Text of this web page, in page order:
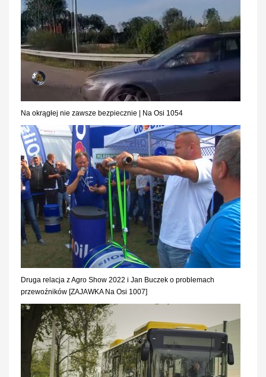
Na okrągłej nie zawsze bezpiecznie | Na Osi 1054
Druga relacja z Agro Show 2022 i Jan Buczek o problemach
przewoźników [ZAJAWKA Na Osi 1007]